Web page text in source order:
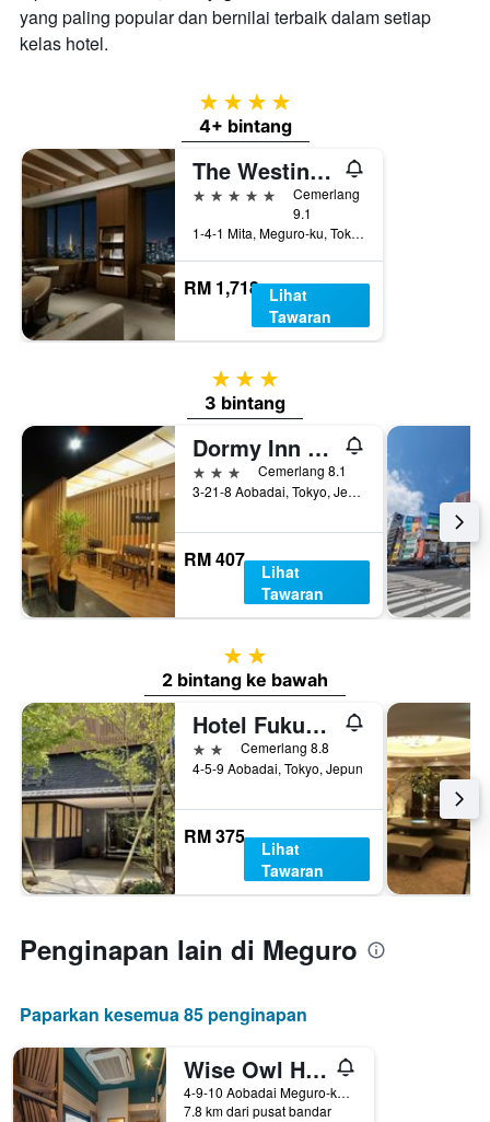
yang paling popular dan bernilai terbaik dalam setiap
kelas hotel.
4 bintang
4+ bintang
The Westin Tokyo
5 bintang
Cemerlang
9.1
1-4-1 Mita, Meguro-ku, Tokyo, Jepun
RM 1,718 Lihat
Tawaran
3 bintang
3 bintang
Dormy Inn Express Meguro Aobadai Hot Spring
3 bintangCemerlang 8.1
3-21-8 Aobadai, Tokyo, Jepun
RM 407
Lihat
Tawaran
2 bintang
2 bintang ke bawah
Hotel Fukudaya
2 bintangCemerlang 8.8
4-5-9 Aobadai, Tokyo, Jepun
RM 375
Lihat
Tawaran
Penginapan lain di Meguro
Paparkan kesemua 85 penginapan
Wise Owl Hostels Shibuya
4-9-10 Aobadai Meguro-ku, Tokyo, Jepun
7.8 km dari pusat bandar